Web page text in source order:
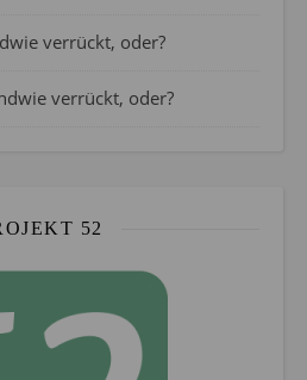
verrückt, oder?
verrückt, oder?
52